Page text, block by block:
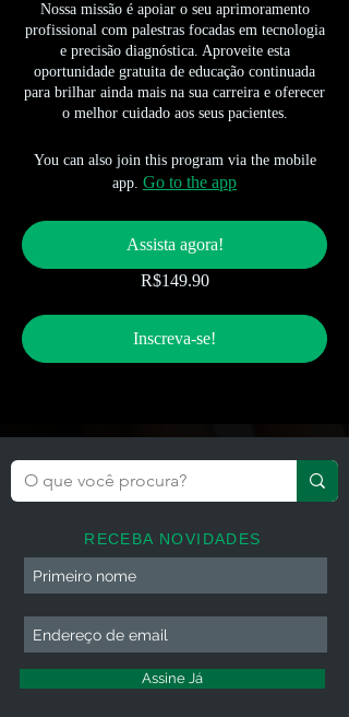
Nossa missão é apoiar o seu aprimoramento
profissional com palestras focadas em tecnologia
e precisão diagnóstica. Aproveite esta
oportunidade gratuita de educação continuada
para brilhar ainda mais na sua carreira e oferecer
o melhor cuidado aos seus pacientes.
You can also join this program via the mobile
app. Go to the app
Assista agora!
R$149.90
Inscreva-se!
RECEBA NOVIDADES
Assine Já